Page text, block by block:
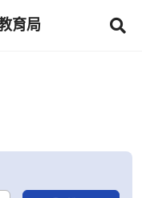
育局